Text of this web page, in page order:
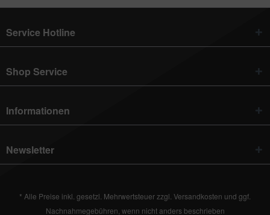
Service Hotline
Shop Service
Informationen
Newsletter
* Alle Preise inkl. gesetzl. Mehrwertsteuer zzgl. Versandkosten und ggf.
Nachnahmegebühren, wenn nicht anders beschrieben